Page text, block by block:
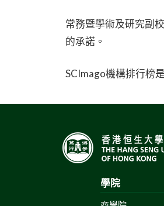
常務暨學術及研究副
的承諾。
SCImago機構排行榜
學院